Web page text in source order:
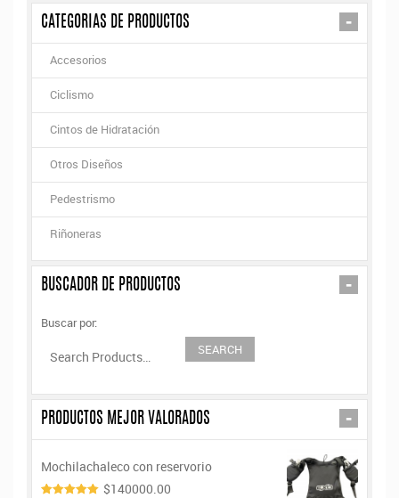
-
CATEGORIAS DE PRODUCTOS
Accesorios
Ciclismo
Cintos de Hidratación
Otros Diseños
Pedestrismo
Riñoneras
-
BUSCADOR DE PRODUCTOS
Buscar por:
-
PRODUCTOS MEJOR VALORADOS
Mochilachaleco con reservorio
$140000.00